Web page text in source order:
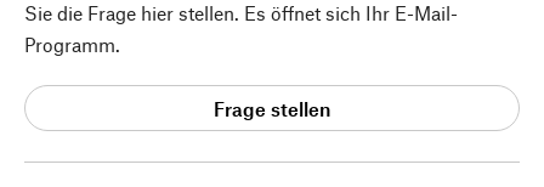
Sie die Frage hier stellen. Es öffnet sich Ihr E-Mail-
Programm.
Frage stellen